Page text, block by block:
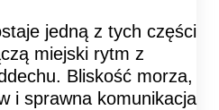
jedną z tych części
miejski rytm z
Bliskość morza,
i sprawna komunikacja